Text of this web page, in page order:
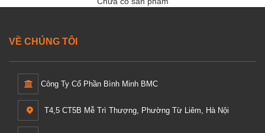
VỀ CHÚNG TÔI
Công Ty Cổ Phần Bình Minh BMC
T4,5 CT5B Mễ Trì Thượng, Phường Từ Liêm, Hà Nội